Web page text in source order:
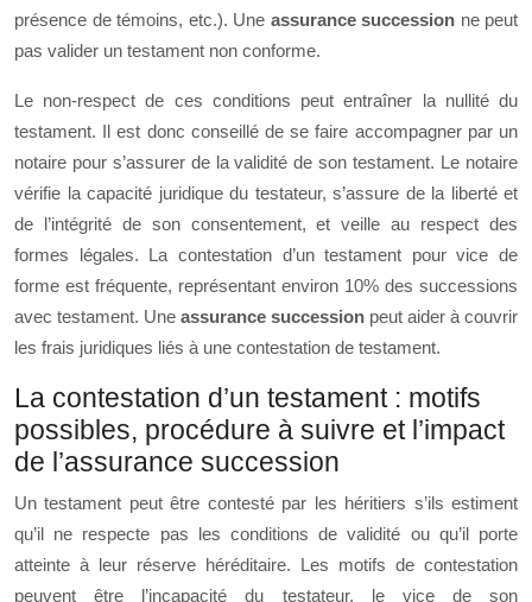
présence de témoins, etc.). Une assurance succession ne peut
pas valider un testament non conforme.
Le non-respect de ces conditions peut entraîner la nullité du
testament. Il est donc conseillé de se faire accompagner par un
notaire pour s’assurer de la validité de son testament. Le notaire
vérifie la capacité juridique du testateur, s’assure de la liberté et
de l’intégrité de son consentement, et veille au respect des
formes légales. La contestation d’un testament pour vice de
forme est fréquente, représentant environ 10% des successions
avec testament. Une assurance succession peut aider à couvrir
les frais juridiques liés à une contestation de testament.
La contestation d’un testament : motifs
possibles, procédure à suivre et l’impact
de l’assurance succession
Un testament peut être contesté par les héritiers s’ils estiment
qu’il ne respecte pas les conditions de validité ou qu’il porte
atteinte à leur réserve héréditaire. Les motifs de contestation
peuvent être l’incapacité du testateur, le vice de son